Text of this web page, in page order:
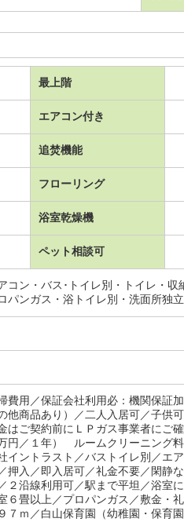
最上階
エアコン付き
追焚機能
フローリング
浴室乾燥機
ペット相談可
コン・バス･トイレ別・トイレ・
パンガス・浴トイレ別・洗面所独
費用／保証会社利用必：機関保証
他商品あり）／二人入居可／子
はご契約前にＬＰガス事業者にご
円／１年） ルームクリーニング
イントラスト／バストイレ別／エ
押入／即入居可／礼金不要／閑静
２沿線利用可／駅まで平坦／浴室
６畳以上／プロパンガス／敷金・
７ｍ／白山保育園（幼稚園・保育